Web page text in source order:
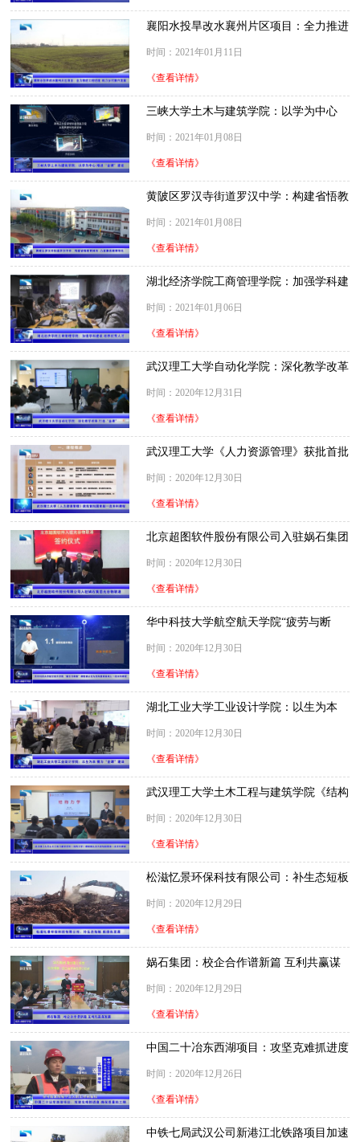
襄阳水投旱改水襄州片区项目：全力推进
时间：2021年01月11日
《查看详情》
三峡大学土木与建筑学院：以学为中心
时间：2021年01月08日
《查看详情》
黄陂区罗汉寺街道罗汉中学：构建省悟教
时间：2021年01月08日
《查看详情》
湖北经济学院工商管理学院：加强学科建
时间：2021年01月06日
《查看详情》
武汉理工大学自动化学院：深化教学改革
时间：2020年12月31日
《查看详情》
武汉理工大学《人力资源管理》获批首批
时间：2020年12月30日
《查看详情》
北京超图软件股份有限公司入驻娲石集团
时间：2020年12月30日
《查看详情》
华中科技大学航空航天学院“疲劳与断
科课程”
时间：2020年12月30日
《查看详情》
湖北工业大学工业设计学院：以生为本
时间：2020年12月30日
《查看详情》
武汉理工大学土木工程与建筑学院《结构
科课程”
时间：2020年12月30日
《查看详情》
松滋忆景环保科技有限公司：补生态短板
时间：2020年12月29日
《查看详情》
娲石集团：校企合作谱新篇 互利共赢谋
时间：2020年12月29日
《查看详情》
中国二十冶东西湖项目：攻坚克难抓进度
时间：2020年12月26日
《查看详情》
中铁七局武汉公司新港江北铁路项目加速